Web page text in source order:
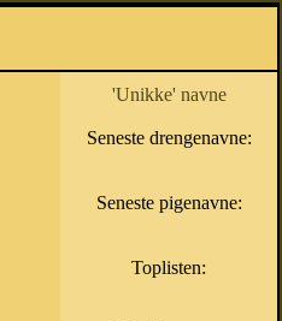
'Unikke' navne
Seneste drengenavne:
Seneste pigenavne:
Toplisten: